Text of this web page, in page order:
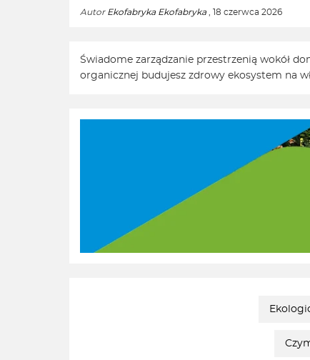
Autor Ekofabryka Ekofabryka , 18 czerwca 2026
Świadome zarządzanie przestrzenią wokół
organicznej budujesz zdrowy ekosystem na